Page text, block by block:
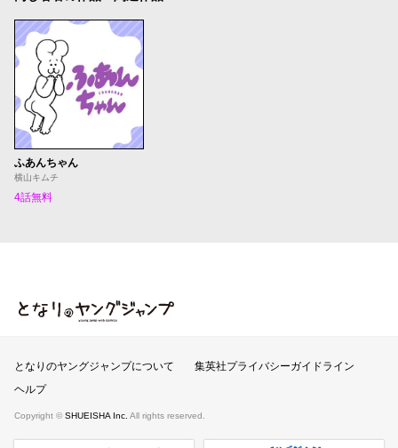
ふあんちゃん
横山キムチ
4話無料
となりのヤングジャンプ
となりのヤングジャンプについて
集英社プライバシーガイドライン
ヘルプ
Copyright © SHUEISHA Inc. All rights reserved.